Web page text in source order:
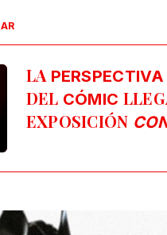
LA
DEL CÓMIC
EXPOSICIÓN